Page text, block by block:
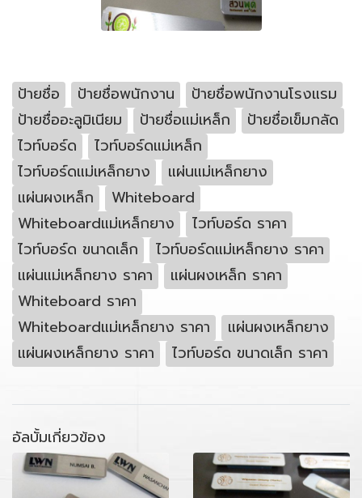
ป้ายชื่อ ป้ายชื่อพนักงาน
ป้ายชื่อพนักงานโรงแรม
ป้ายชื่ออะลูมิเนียม
ป้ายชื่อแม่เหล็ก
ป้ายชื่อเข็มกลัด
ไวท์บอร์ด
ไวท์บอร์ดแม่เหล็ก
ไวท์บอร์ดแม่เหล็กยาง
แผ่นแม่เหล็กยาง
แผ่นผงเหล็ก
Whiteboard
Whiteboardแม่เหล็กยาง
ไวท์บอร์ด ราคา
ไวท์บอร์ด ขนาดเล็ก
ไวท์บอร์ดแม่เหล็กยาง ราคา
แผ่นแม่เหล็กยาง ราคา
แผ่นผงเหล็ก ราคา
Whiteboard ราคา
Whiteboardแม่เหล็กยาง ราคา
แผ่นผงเหล็กยาง
แผ่นผงเหล็กยาง ราคา
ไวท์บอร์ด ขนาดเล็ก ราคา
อัลบั้มเกี่ยวข้อง